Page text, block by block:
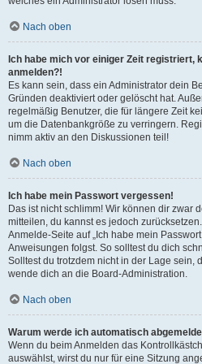
Nach oben
Ich habe mich vor einiger Zeit registriert,
anmelden?!
Es kann sein, dass ein Administrator dein
Gründen deaktiviert oder gelöscht hat.
regelmäßig Benutzer, die für längere Zeit
um die Datenbankgröße zu verringern.
nimm aktiv an den Diskussionen teil!
Nach oben
Ich habe mein Passwort vergessen!
Das ist nicht schlimm! Wir können dir zwar
mitteilen, du kannst es jedoch
Anmelde-Seite auf „Ich habe mein
Anweisungen folgst. So solltest du dich
Solltest du trotzdem nicht in der Lage sein,
wende dich an die Board-Administration.
Nach oben
Warum werde ich automatisch
Wenn du beim Anmelden das
auswählst, wirst du nur für eine Sitzung